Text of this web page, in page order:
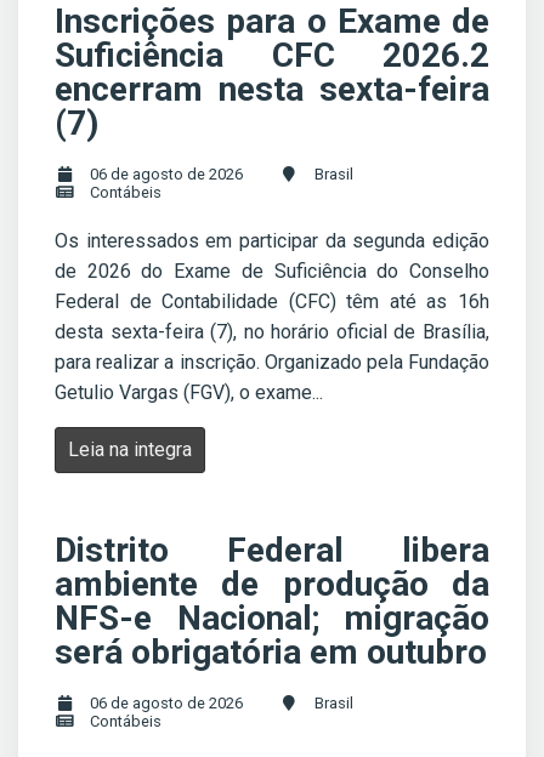
Inscrições para o Exame de
Suficiência CFC 2026.2
encerram nesta sexta-feira
(7)
06 de agosto de 2026
Brasil
Contábeis
Os interessados em participar da segunda edição
de 2026 do Exame de Suficiência do Conselho
Federal de Contabilidade (CFC) têm até as 16h
desta sexta-feira (7), no horário oficial de Brasília,
para realizar a inscrição. Organizado pela Fundação
Getulio Vargas (FGV), o exame...
Leia na integra
Distrito Federal libera
ambiente de produção da
NFS-e Nacional; migração
será obrigatória em outubro
06 de agosto de 2026
Brasil
Contábeis